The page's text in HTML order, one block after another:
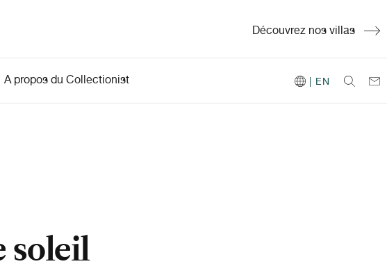
Découvrez nos villas
A propos du Collectionist | EN
soleil